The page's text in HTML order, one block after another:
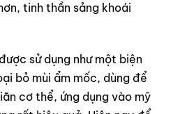
tinh thần sảng khoái
sử dụng như một biện
bỏ mùi ẩm mốc, dùng để
cơ thể, ứng dụng vào mỹ